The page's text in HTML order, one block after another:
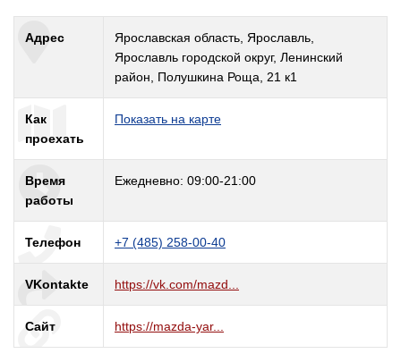
Адрес
Ярославская область, Ярославль,
Ярославль городской округ, Ленинский
район, Полушкина Роща, 21 к1
Как
проехать
Показать на карте
Время
работы
Ежедневно: 09:00-21:00
Телефон +7 (485) 258-00-40
VKontakte https://vk.com/mazd...
Сайт https://mazda-yar...